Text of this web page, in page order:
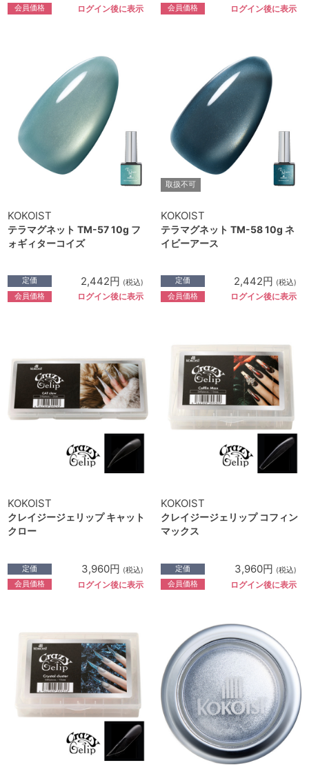
会員価格 ログイン後に表示 会員価格 ログイン後に表示
KOKOIST
テラマグネット TM-57 10g フ
ォギィターコイズ
定価 2,442円 (税込)
会員価格 ログイン後に表示
取扱不可
KOKOIST
テラマグネット TM-58 10g ネ
イビーアース
定価 2,442円 (税込)
会員価格 ログイン後に表示
KOKOIST
クレイジージェリップ キャット
クロー
定価 3,960円 (税込)
会員価格 ログイン後に表示
KOKOIST
クレイジージェリップ コフィン
マックス
定価 3,960円 (税込)
会員価格 ログイン後に表示